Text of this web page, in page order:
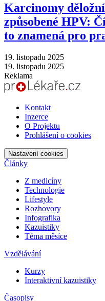
Karcinomy
způsobené HPV:
to znamená pro
19. listopadu 2025
19. listopadu 2025
Reklama
Kontakt
Inzerce
O Projektu
Prohlášení o cookies
Nastavení cookies
Články
Z medicíny
Technologie
Lifestyle
Rozhovory
Infografika
Kazuistiky
Téma měsíce
Vzdělávání
Kurzy
Interaktivní kazuistiky
Časopisy